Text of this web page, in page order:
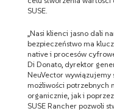
SUSE.
„Nasi klienci jasno dali
bezpieczeństwo ma
native i procesów
Di Donato, dyrektor
NeuVector
możliwości potrzebnych
organicznie, jak i
SUSE Rancher pozwoli